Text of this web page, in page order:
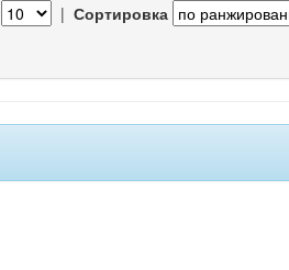
| Сортировка